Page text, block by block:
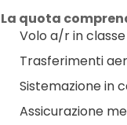
La quota
Volo a/r in
Trasferimenti
Sistemazione in
Assicurazione